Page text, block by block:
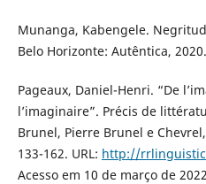
Munanga, Kabengele.
Belo Horizonte: Autêntica, 2020.
Pageaux, Daniel-Henri. “De
l’imaginaire”. Précis de
Brunel, Pierre Brunel e
133-162. URL: http://
Acesso em 10 de março de